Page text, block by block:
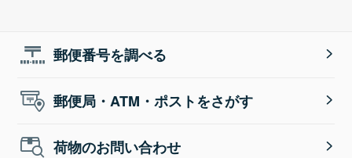
郵便番号を調べる
郵便局・ATM・ポストをさがす
荷物のお問い合わせ